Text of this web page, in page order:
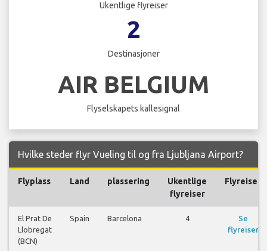
Ukentlige flyreiser
2
Destinasjoner
AIR BELGIUM
Flyselskapets kallesignal
Hvilke steder flyr Vueling til og fra Ljubljana Airport?
Flyplass Land plassering
Ukentlige
flyreiser
Flyreiser
El Prat De
Llobregat
(BCN)
Spain Barcelona 4
Se
flyreiser